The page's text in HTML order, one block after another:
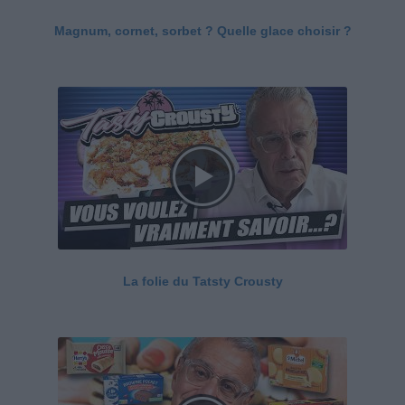
Magnum, cornet, sorbet ? Quelle glace choisir ?
La folie du Tatsty Crousty